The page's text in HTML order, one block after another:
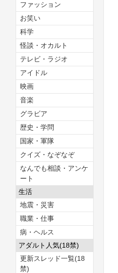
ファッション
お笑い
科学
怪談・オカルト
テレビ・ラジオ
アイドル
映画
音楽
グラビア
歴史・学問
国家・軍隊
クイズ・なぞなぞ
なんでも相談・アンケ
ート
生活
地震・災害
職業・仕事
病・ヘルス
アダルト人気(18禁)
更新スレッド一覧(18
禁)